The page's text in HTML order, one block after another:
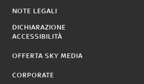
NOTE LEGALI
DICHIARAZIONE
ACCESSIBILITÀ
OFFERTA SKY MEDIA
CORPORATE